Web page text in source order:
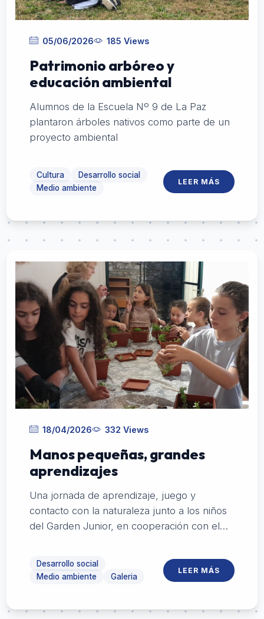
05/06/2026 185 Views
Patrimonio arbóreo y
educación ambiental
Alumnos de la Escuela Nº 9 de La Paz
plantaron árboles nativos como parte de un
proyecto ambiental
Cultura
Desarrollo social
Medio ambiente
LEER MÁS
18/04/2026 332 Views
Manos pequeñas, grandes
aprendizajes
Una jornada de aprendizaje, juego y
contacto con la naturaleza junto a los niños
del Garden Junior, en cooperación con el
Desarrollo social
Medio ambiente
Galeria
LEER MÁS